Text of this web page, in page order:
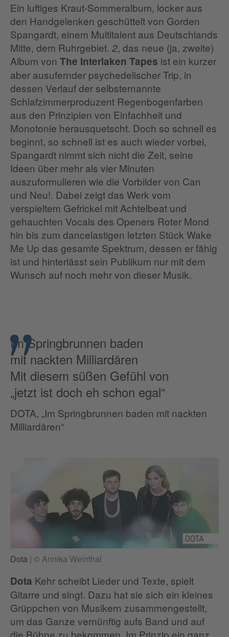
Ein luftiges Kraut-Sommeralbum, locker aus
den Handgelenken geschüttelt von Gorden
Spangardt, einem Multitalent aus Deutschlands
Mitte, dem Ruhrgebiet. 2, das neue (ja, zweite)
Album von The Interlaken Tapes ist ein kurzer
aber ausufernder psychedelischer Trip, in
dessen Verlauf der selbsternannte
Schlafzimmerproduzent Regenbogenfarben
aus den Prinzipien von Einfachheit und
Monotonie herausquetscht. Doch so schnell es
beginnt, so schnell ist es auch wieder vorbei,
Spangardt nimmt sich nicht die Zeit, seine
Ideen über mehr als vier Minuten
auszuformulieren wie die Vorbilder von Can
und Neu!. Dabei zeigt das Werk vom
verspieltem Gefrickel mit Achtelbeat und
gehauchten Vocals des Openers Roter Mond
hin bis zum dancelastigen letzten Stück Wake
Me Up das gesamte Spektrum, dessen er fähig
ist und hinterlässt sein Publikum nur mit dem
Wunsch auf noch mehr von dieser Musik.
Im Springbrunnen baden
mit nackten Milliardären
Mit diesem süßen Gefühl von
„jetzt ist doch eh schon egal“
DOTA, „Im Springbrunnen baden mit nackten
Milliardären“
Dota | © Annika Weinthal
Dota Kehr scheibt Lieder und Texte, spielt
Gitarre und singt. Dazu hat sie sich ein kleines
Grüppchen von Musikern zusammengestellt,
um das Ganze vernünftig aufs Band und auf
die Bühne zu bekommen. Im Prinzip ein ganz